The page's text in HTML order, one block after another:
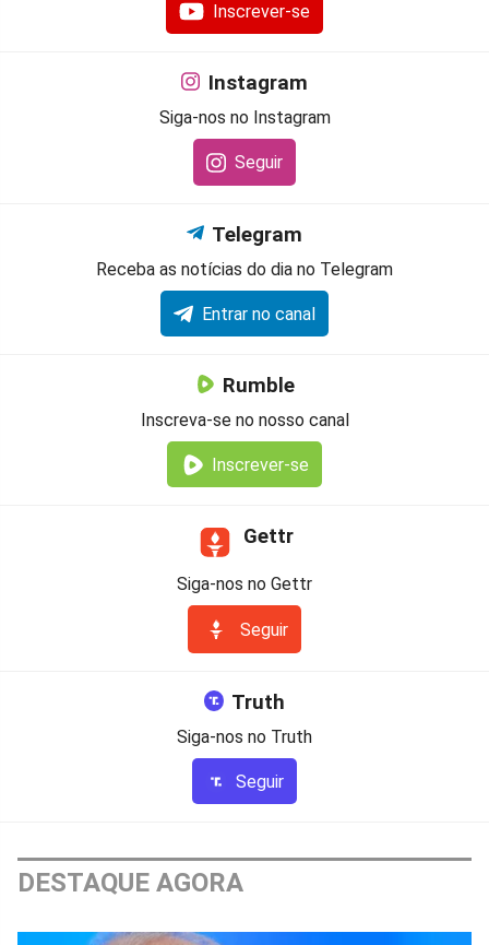
Inscrever-se
Instagram
Siga-nos no Instagram
Seguir
Telegram
Receba as notícias do dia no Telegram
Entrar no canal
Rumble
Inscreva-se no nosso canal
Inscrever-se
Gettr
Siga-nos no Gettr
Seguir
Truth
Siga-nos no Truth
Seguir
DESTAQUE AGORA